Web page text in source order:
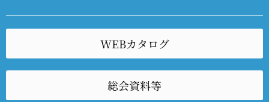
WEBカタログ
総会資料等